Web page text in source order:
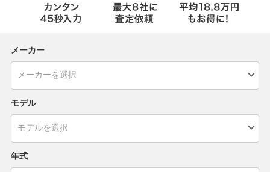
メーカー
モデル
年式